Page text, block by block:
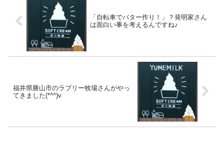
「自転車でバター作り！」？発明家さん
は面白い事を考えるんですね♪
福井県勝山市のラブリー牧場さんがやっ
てきました(*^^)v